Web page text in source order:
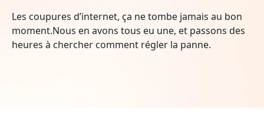
Les coupures d’internet, ça ne tombe jamais au bon
moment.Nous en avons tous eu une, et passons des
heures à chercher comment régler la panne.